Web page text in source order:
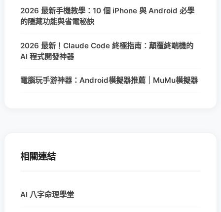
2026 最新手機教學：10 個 iPhone 與 Android 必學
的隱藏功能與省電秘訣
2026 最新！Claude Code 終極指南：顛覆終端機的
AI 程式開發神器
電腦玩手游神器：Android模擬器推薦｜MuMu模擬器
相關連結
AI 八字命理學堂